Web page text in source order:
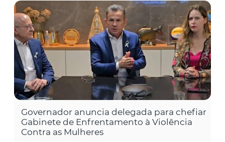
Governador anuncia delegada para chefiar
Gabinete de Enfrentamento à Violência
Contra as Mulheres